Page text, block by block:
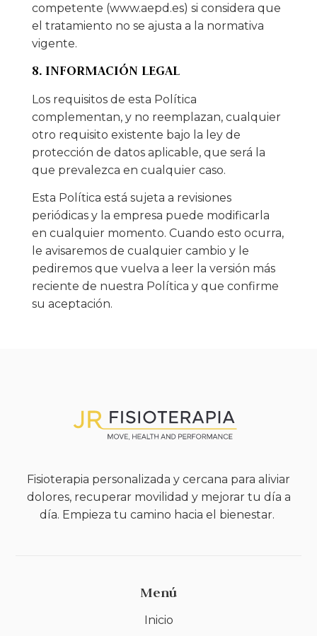
competente (www.aepd.es) si considera que
el tratamiento no se ajusta a la normativa
vigente.
8. INFORMACIÓN LEGAL
Los requisitos de esta Política
complementan, y no reemplazan, cualquier
otro requisito existente bajo la ley de
protección de datos aplicable, que será la
que prevalezca en cualquier caso.
Esta Política está sujeta a revisiones
periódicas y la empresa puede modificarla
en cualquier momento. Cuando esto ocurra,
le avisaremos de cualquier cambio y le
pediremos que vuelva a leer la versión más
reciente de nuestra Política y que confirme
su aceptación.
Fisioterapia personalizada y cercana para aliviar
dolores, recuperar movilidad y mejorar tu día a
día. Empieza tu camino hacia el bienestar.
Menú
Inicio